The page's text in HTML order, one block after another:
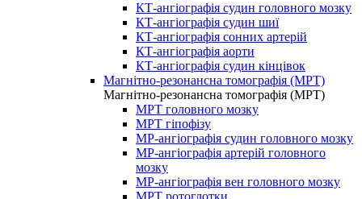
КТ-ангіографія судин головного мозку
КТ-ангіографія судин шиї
КТ-ангіографія сонних артерій
КТ-ангіографія аорти
КТ-ангіографія судин кінцівок
Магнітно-резонансна томографія (МРТ)
Магнітно-резонансна томографія (МРТ)
МРТ головного мозку
МРТ гіпофізу
МР-ангіографія судин головного мозку
МР-ангіографія артерій головного
мозку
МР-ангіографія вен головного мозку
МРТ ротоглотки